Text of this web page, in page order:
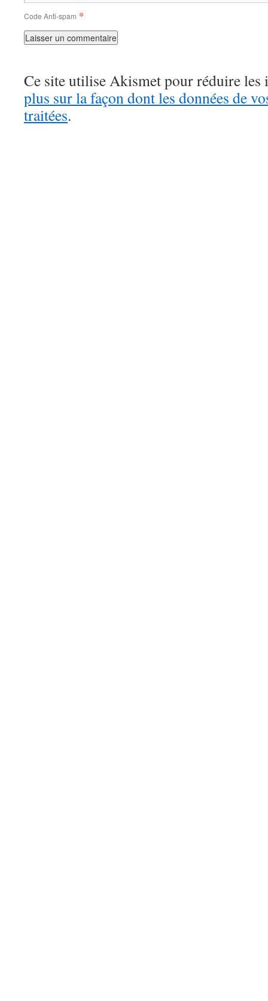
Code Anti-spam *
Ce site utilise Akismet pour réduire les
plus sur la façon dont les données de
traitées.